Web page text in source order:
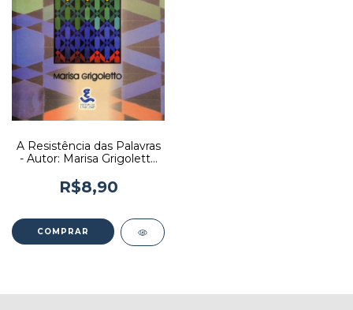
A Resistência das Palavras
- Autor: Marisa Grigoletto
R$8,90